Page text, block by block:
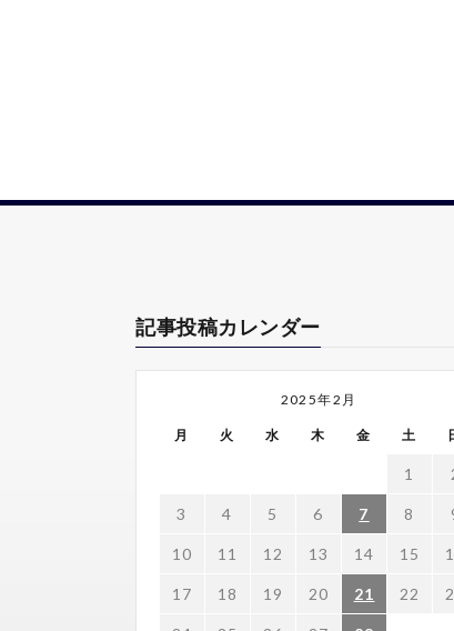
記事投稿カレンダー
2025年2月
月 火 水 木 金 土
1
3 4 5 6 7 8
10 11 12 13 14 15
17 18 19 20 21 22